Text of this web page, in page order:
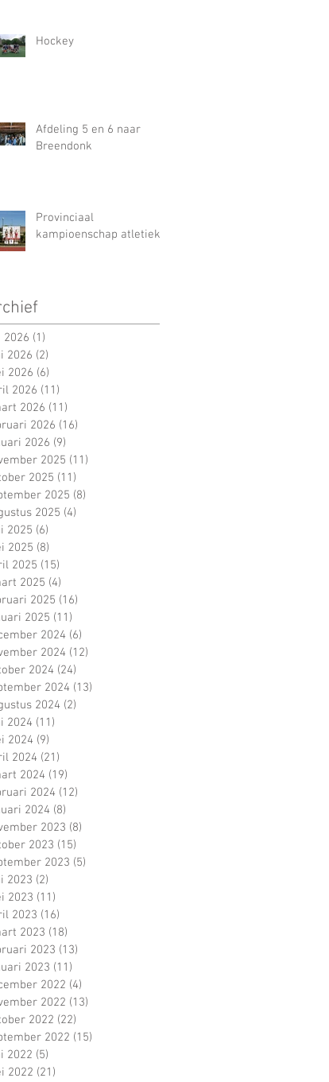
Hockey
Afdeling 5 en 6 naar
Breendonk
Provinciaal
kampioenschap atletiek
2026 (1)
2026 (2)
2026 (6)
2026 (11)
2026 (11)
2026 (16)
2026 (9)
2025 (11)
2025 (11)
2025 (8)
2025 (4)
2025 (6)
2025 (8)
2025 (15)
2025 (4)
2025 (16)
2025 (11)
2024 (6)
2024 (12)
2024 (24)
2024 (13)
2024 (2)
2024 (11)
2024 (9)
2024 (21)
2024 (19)
2024 (12)
2024 (8)
2023 (8)
2023 (15)
2023 (5)
2023 (2)
2023 (11)
2023 (16)
2023 (18)
2023 (13)
2023 (11)
2022 (4)
2022 (13)
2022 (22)
2022 (15)
2022 (5)
2022 (21)